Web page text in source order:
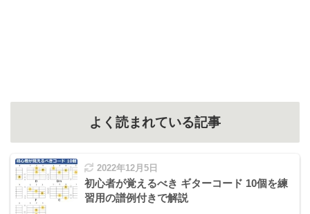
よく読まれている記事
2022年12月5日
初心者が覚えるべき ギターコード 10個を練
習用の譜例付きで解説